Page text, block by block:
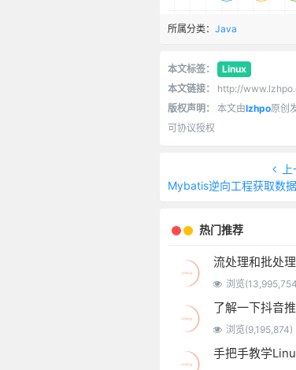
所属分类：Java
本文标签：
Linux
本文链接：
http://
版权声明：
本文由lzhpo原创
可协议授权
Mybatis逆向工程获取数据库的表
热门推荐
浏览
浏览(9,195,874)